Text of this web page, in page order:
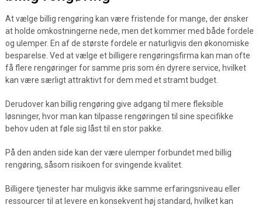
At vælge billig rengøring kan være fristende for mange, der ønsker
at holde omkostningerne nede, men det kommer med både fordele
og ulemper. En af de største fordele er naturligvis den økonomiske
besparelse. Ved at vælge et billigere rengøringsfirma kan man ofte
få flere rengøringer for samme pris som én dyrere service, hvilket
kan være særligt attraktivt for dem med et stramt budget.
Derudover kan billig rengøring give adgang til mere fleksible
løsninger, hvor man kan tilpasse rengøringen til sine specifikke
behov uden at føle sig låst til en stor pakke.
På den anden side kan der være ulemper forbundet med billig
rengøring, såsom risikoen for svingende kvalitet.
Billigere tjenester har muligvis ikke samme erfaringsniveau eller
ressourcer til at levere en konsekvent høj standard, hvilket kan